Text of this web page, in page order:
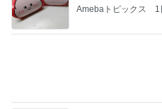
モンスターアクアリ